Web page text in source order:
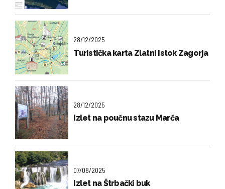
28/12/2025
Turistička karta Zlatni istok Zagorja
28/12/2025
Izlet na poučnu stazu Marča
07/08/2025
Izlet na Štrbački buk